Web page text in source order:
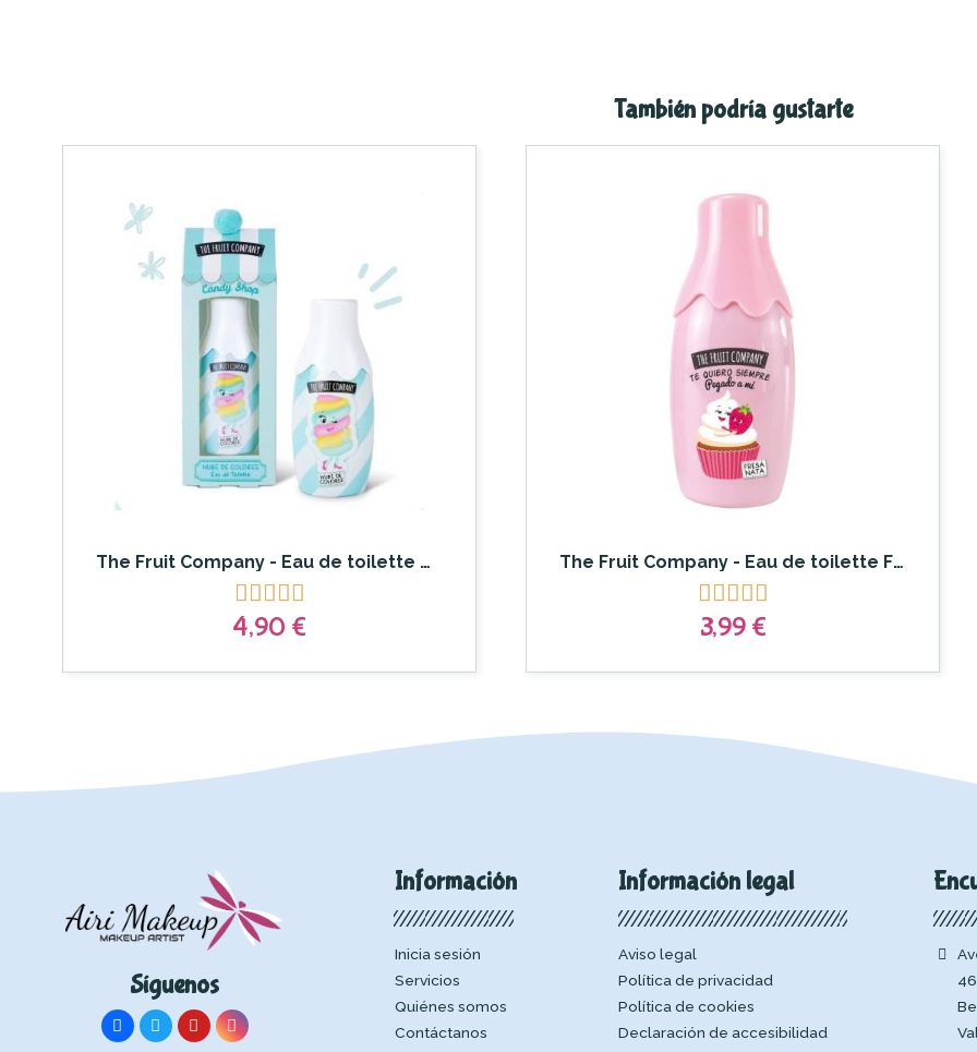
También podría gustarte
The Fruit Company - Eau de toilette Nube de Colores

4,90 €
The Fruit Company - Eau de toilette Fresa Nata

3,99 €
Síguenos
Información
Inicia sesión
Servicios
Quiénes somos
Contáctanos
Información legal
Aviso legal
Política de privacidad
Política de cookies
Declaración de accesibilidad